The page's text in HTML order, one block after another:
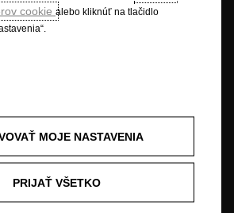
sa môžu líšiť alebo môžu byť v ponuke len v
len za príplatok. Ak máte záujem o presné
cookie alebo kliknúť na tlačidlo
MOJE NASTAVENIA
PRIJAŤ VŠETKO